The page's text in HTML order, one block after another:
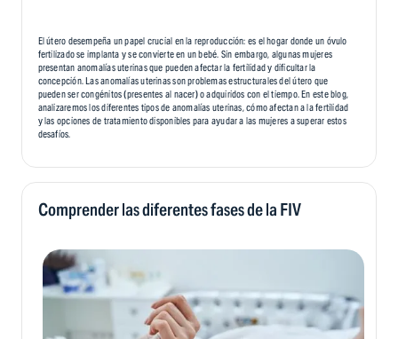
El útero desempeña un papel crucial en la reproducción: es el hogar donde un óvulo
fertilizado se implanta y se convierte en un bebé. Sin embargo, algunas mujeres
presentan anomalías uterinas que pueden afectar la fertilidad y dificultar la
concepción. Las anomalías uterinas son problemas estructurales del útero que
pueden ser congénitos (presentes al nacer) o adquiridos con el tiempo. En este blog,
analizaremos los diferentes tipos de anomalías uterinas, cómo afectan a la fertilidad
y las opciones de tratamiento disponibles para ayudar a las mujeres a superar estos
desafíos.
Comprender las diferentes fases de la FIV